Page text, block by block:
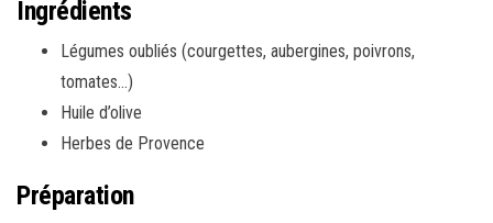
Ingrédients
Légumes oubliés (courgettes, aubergines, poivrons,
tomates…)
Huile d’olive
Herbes de Provence
Préparation